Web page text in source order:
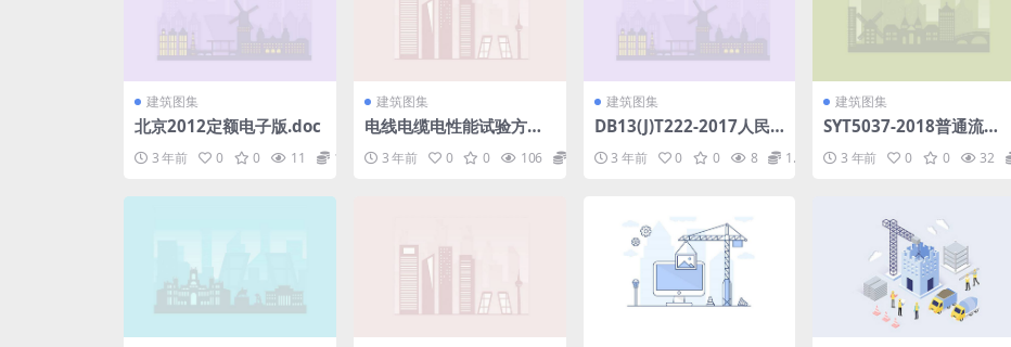
建筑图集
北京2012定额电子版.doc
3 年前 0 0 11 1.98
建筑图集
电线电缆电性能试验方法
pdf3 年前 0 0 106 1.98
建筑图集
DB13(J)T222-2017人民
范.pdf
3 年前 0 0 8 1.98
建筑图集
SYT5037-2018普通流体
0.9MB).pdf
3 年前 0 0 32